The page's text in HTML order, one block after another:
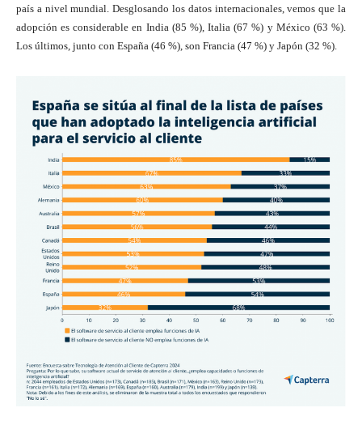
país a nivel mundial. Desglosando los datos internacionales, vemos que la
adopción es considerable en India (85 %), Italia (67 %) y México (63 %).
Los últimos, junto con España (46 %), son Francia (47 %) y Japón (32 %).